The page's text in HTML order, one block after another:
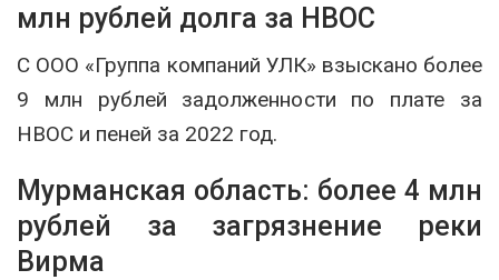
млн рублей долга за НВОС
С ООО «Группа компаний УЛК» взыскано более
9 млн рублей задолженности по плате за
НВОС и пеней за 2022 год.
Мурманская область: более 4 млн
рублей за загрязнение реки
Вирма